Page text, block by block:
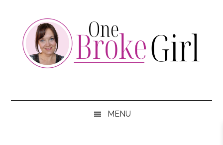
content
secondary
MENU